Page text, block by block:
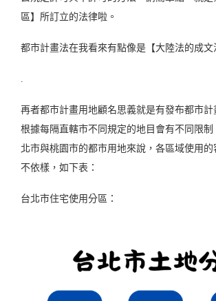
區】所訂立的法律啦。
都市計畫法在我看來有點像是【大陸法的成文
.
再者都市計畫用地顧名思義就是有發布都市計
根據每隔直轄市不同規定的地目會有不同限
北市與桃園市的都市用地來說，各區域使用
不依樣，如下表：
台北市住宅使用分區：